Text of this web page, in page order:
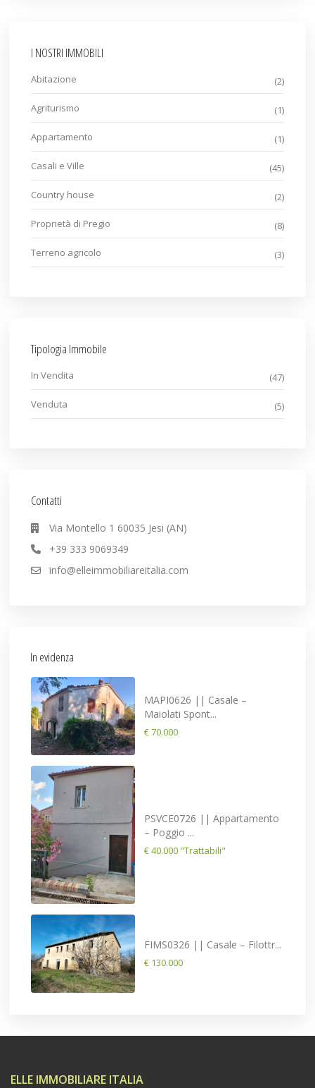
I NOSTRI IMMOBILI
Abitazione (2)
Agriturismo (1)
Appartamento (1)
Casali e Ville (45)
Country house (2)
Proprietà di Pregio (8)
Terreno agricolo (3)
Tipologia Immobile
In Vendita (47)
Venduta (5)
Contatti
Via Montello 1 60035 Jesi (AN)
+39 333 9069349
info@elleimmobiliareitalia.com
In evidenza
MAPI0626 || Casale –
Maiolati Spont...
€ 70.000
PSVCE0726 || Appartamento
– Poggio ...
€ 40.000 "Trattabili"
FIMS0326 || Casale – Filottr...
€ 130.000
ELLE IMMOBILIARE ITALIA